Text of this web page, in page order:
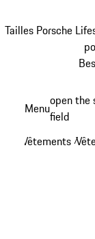
Tailles Porsche
principal
Menuopen the
field
Vêtements /